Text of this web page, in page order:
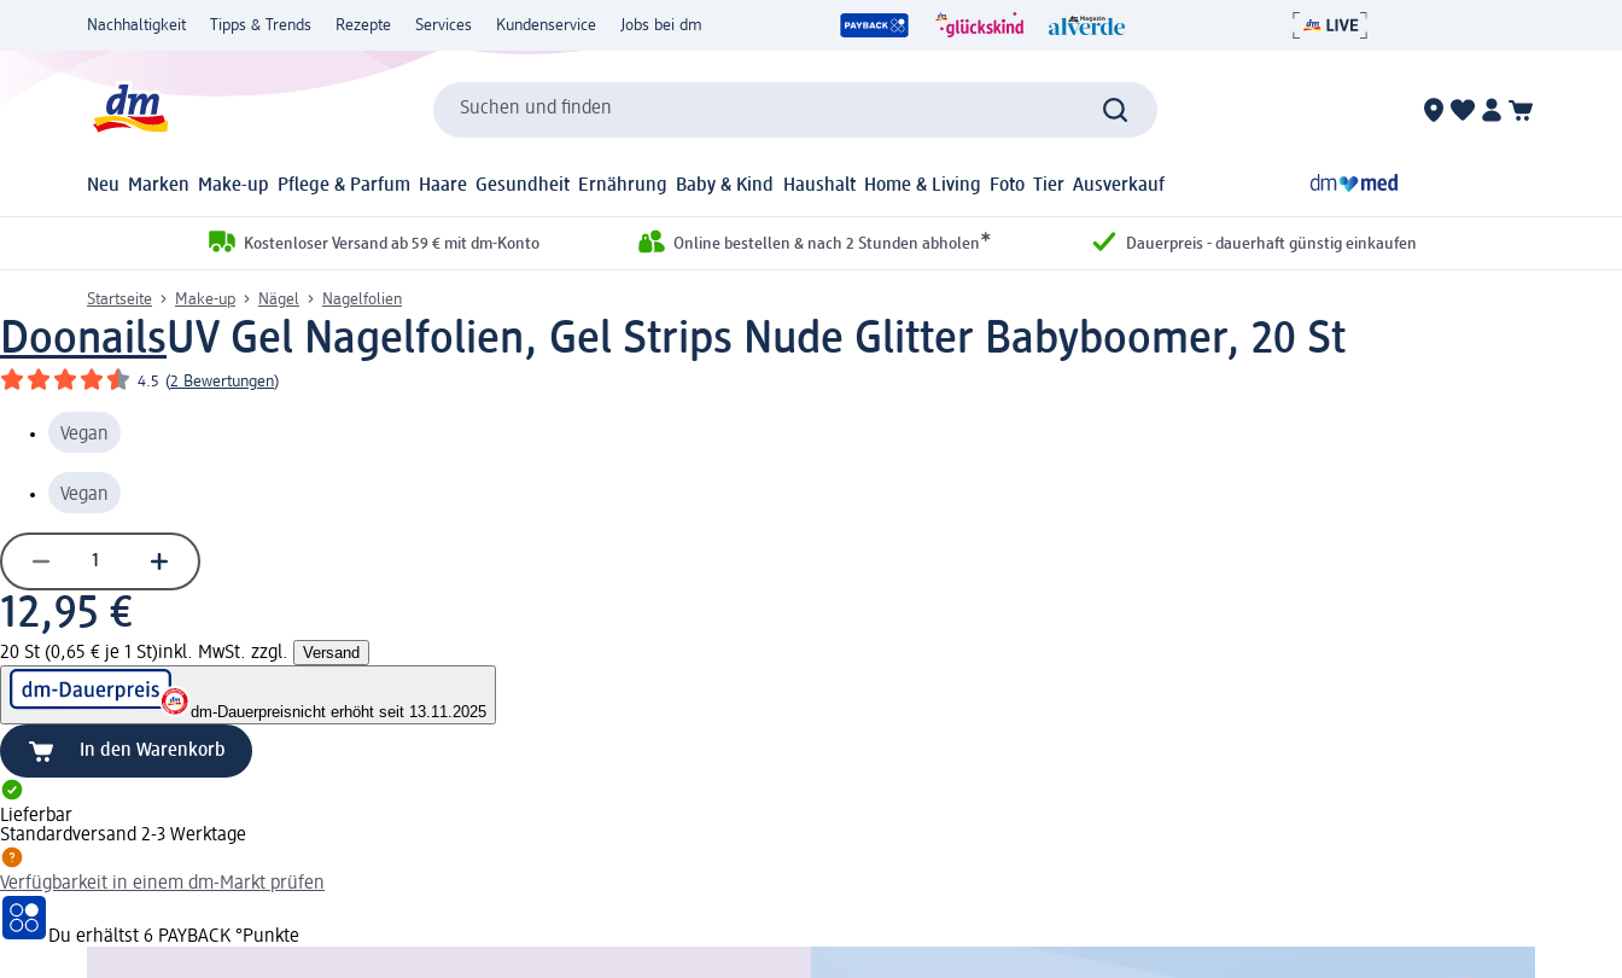
Nachhaltigkeit Tipps & Trends Rezepte Services Kundenservice Jobs bei dm
Suchen und finden
Neu Marken Make-up Pflege & Parfum Haare Gesundheit Ernährung Baby & Kind Haushalt Home & Living Foto Tier Ausverkauf
Kostenloser Versand ab 59 € mit dm-Konto Online bestellen & nach 2 Stunden abholen* Dauerpreis - dauerhaft günstig einkaufen
Startseite Make-up Nägel Nagelfolien
DoonailsUV Gel Nagelfolien, Gel Strips Nude Glitter Babyboomer, 20 St
4.5 (2 Bewertungen)
Vegan
Vegan
12,95 €
20 St (0,65 € je 1 St)inkl. MwSt. zzgl. Versand
dm-Dauerpreisnicht erhöht seit 13.11.2025
In den Warenkorb
Lieferbar
Standardversand 2-3 Werktage
Verfügbarkeit in einem dm-Markt prüfen
Du erhältst 6 PAYBACK °Punkte